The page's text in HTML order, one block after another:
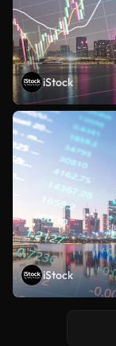
iStock
iStock